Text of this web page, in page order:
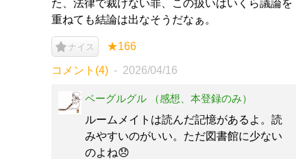
た、法律で裁けない罪、この扱いはいくら議論を
重ねても結論は出なそうだなぁ。
ナイス ★166
コメント(4) 2026/04/16
ベーグルグル （感想、本登録のみ）
ルームメイトは読んだ記憶があるよ。読
みやすいのがいい。ただ図書館に少ない
のよね😞